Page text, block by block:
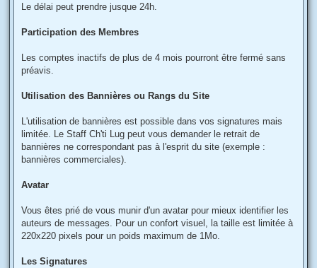
Le délai peut prendre jusque 24h.
Participation des Membres
Les comptes inactifs de plus de 4 mois pourront être fermé sans
préavis.
Utilisation des Bannières ou Rangs du Site
L'utilisation de bannières est possible dans vos signatures mais
limitée. Le Staff Ch'ti Lug peut vous demander le retrait de
bannières ne correspondant pas à l'esprit du site (exemple :
bannières commerciales).
Avatar
Vous êtes prié de vous munir d'un avatar pour mieux identifier les
auteurs de messages. Pour un confort visuel, la taille est limitée à
220x220 pixels pour un poids maximum de 1Mo.
Les Signatures